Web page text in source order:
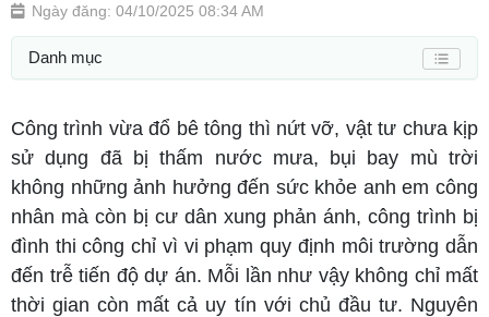
Ngày đăng: 04/10/2025 08:34 AM
Danh mục
Công trình vừa đổ bê tông thì nứt vỡ, vật tư chưa kịp
sử dụng đã bị thấm nước mưa, bụi bay mù trời
không những ảnh hưởng đến sức khỏe anh em công
nhân mà còn bị cư dân xung phản ánh, công trình bị
đình thi công chỉ vì vi phạm quy định môi trường dẫn
đến trễ tiến độ dự án. Mỗi lần như vậy không chỉ mất
thời gian còn mất cả uy tín với chủ đầu tư. Nguyên